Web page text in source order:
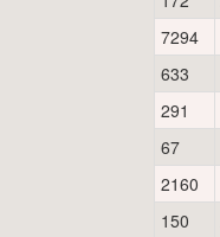
7294
633
291
67
2160
150